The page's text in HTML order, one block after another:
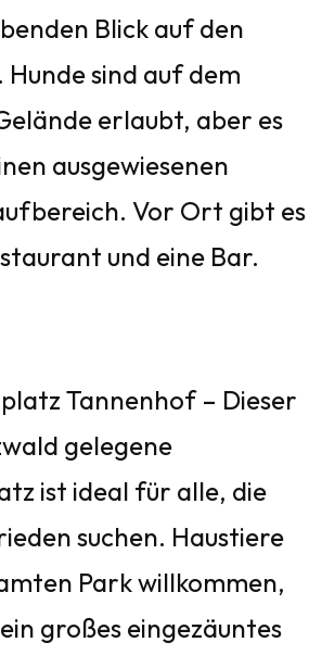
Blick auf den
Hunde sind auf dem
erlaubt, aber es
ausgewiesenen
Vor Ort gibt es
und eine Bar.
Tannenhof – Dieser
gelegene
ist ideal für alle, die
suchen. Haustiere
Park willkommen,
großes eingezäuntes